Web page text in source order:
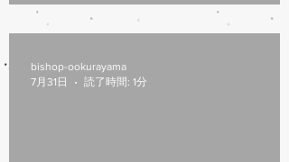
8/6(木)本日修理受付終了
bishop-ookurayama
7月31日
読了時間: 1分